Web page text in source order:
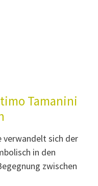
Tamanini
sich der
in den
zwischen